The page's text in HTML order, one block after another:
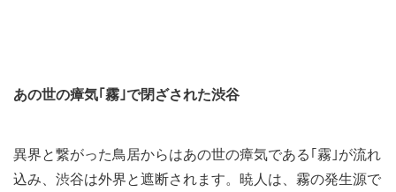
あの世の瘴気｢霧｣で閉ざされた渋谷
異界と繋がった鳥居からはあの世の瘴気である｢霧｣が流れ
込み、渋谷は外界と遮断されます。暁人は、霧の発生源で